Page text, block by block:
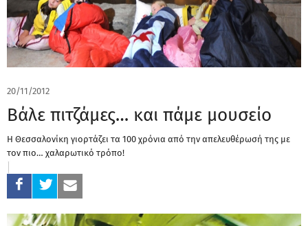
20/11/2012
Βάλε πιτζάμες… και πάμε μουσείο
Η Θεσσαλονίκη γιορτάζει τα 100 χρόνια από την απελευθέρωσή της με
τον πιο… χαλαρωτικό τρόπο!